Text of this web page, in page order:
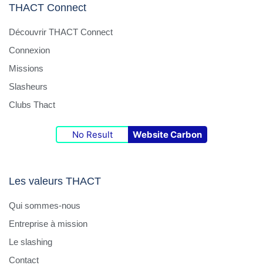
THACT Connect
Découvrir THACT Connect
Connexion
Missions
Slasheurs
Clubs Thact
No Result Website Carbon
Les valeurs THACT
Qui sommes-nous
Entreprise à mission
Le slashing
Contact